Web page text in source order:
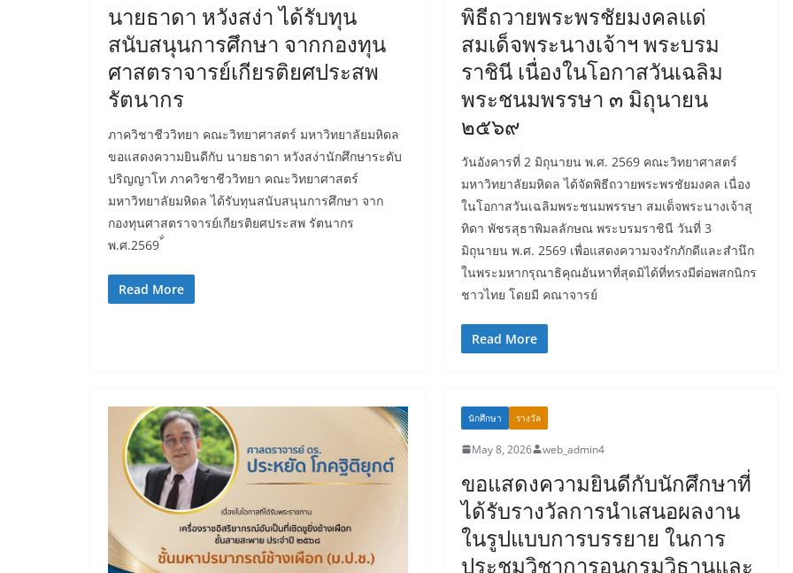
นายธาดา หวังสง่า ได้รับทุน
สนับสนุนการศึกษา จากกองทุน
ศาสตราจารย์เกียรติยศประสพ
รัตนากร
ภาควิชาชีววิทยา คณะวิทยาศาสตร์ มหาวิทยาลัยมหิดล
ขอแสดงความยินดีกับ นายธาดา หวังสง่านักศึกษาระดับ
ปริญญาโท ภาควิชาชีววิทยา คณะวิทยาศาสตร์
มหาวิทยาลัยมหิดล ได้รับทุนสนับสนุนการศึกษา จาก
กองทุนศาสตราจารย์เกียรติยศประสพ รัตนากร
พ.ศ.2569 ้่
Read More
พิธีถวายพระพรชัยมงคลแด่
สมเด็จพระนางเจ้าฯ พระบรม
ราชินี เนื่องในโอกาสวันเฉลิม
พระชนมพรรษา ๓ มิถุนายน
๒๕๖๙
วันอังคารที่ 2 มิถุนายน พ.ศ. 2569 คณะวิทยาศาสตร์
มหาวิทยาลัยมหิดล ได้จัดพิธีถวายพระพรชัยมงคล เนื่อง
ในโอกาสวันเฉลิมพระชนมพรรษา สมเด็จพระนางเจ้าสุ
ทิดา พัชรสุธาพิมลลักษณ พระบรมราชินี วันที่ 3
มิถุนายน พ.ศ. 2569 เพื่อแสดงความจงรักภักดีและสำนึก
ในพระมหากรุณาธิคุณอันหาที่สุดมิได้ที่ทรงมีต่อพสกนิกร
ชาวไทย โดยมี คณาจารย์
Read More
นักศึกษา รางวัล
May 8, 2026 web_admin4
ขอแสดงความยินดีกับนักศึกษาที่
ได้รับรางวัลการนำเสนอผลงาน
ในรูปแบบการบรรยาย ในการ
ประชุมวิชาการอนุกรมวิธานและ